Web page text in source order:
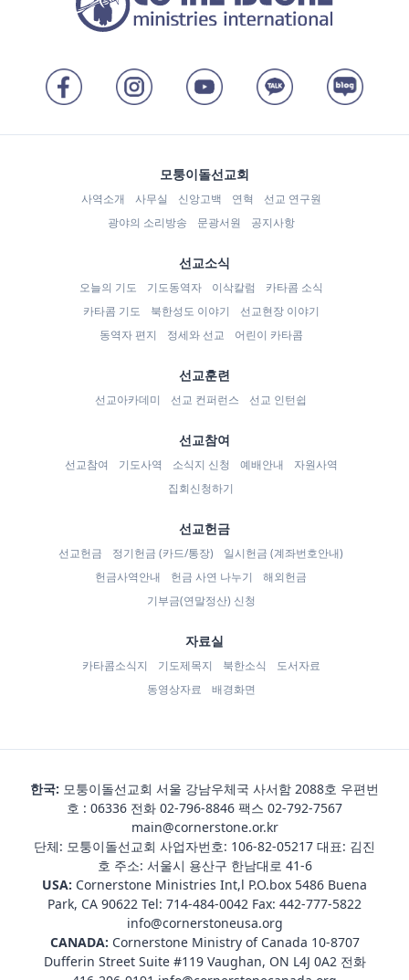
모퉁이돌선교회
사역소개 사무실 신앙고백 연혁
선교 연구원
광야의 소리방송
문광서원 공지사항
선교소식
오늘의 기도 기도동역자 이삭칼럼
카타콤 소식
카타콤 기도
북한성도 이야기
선교현장 이야기
동역자 편지
정세와 선교 어린이 카타콤
선교훈련
선교아카데미 선교 컨퍼런스 선교 인턴쉽
선교참여
선교참여 기도사역 소식지 신청 예배안내
자원사역
집회신청하기
선교헌금
선교헌금 정기헌금 (카드/통장)
일시헌금 (계좌번호안내)
헌금사역안내
헌금 사연 나누기
해외헌금
기부금(연말정산) 신청
자료실
카타콤소식지 기도제목지 북한소식
도서자료
동영상자료
배경화면
한국: 모퉁이돌선교회 서울 강남우체국 사서함 2088호 우편번
호 : 06336 전화 02-796-8846 팩스 02-792-7567
main@cornerstone.or.kr
단체: 모퉁이돌선교회 사업자번호: 106-82-05217 대표: 김진
호 주소: 서울시 용산구 한남대로 41-6
USA: Cornerstone Ministries Int,l P.O.box 5486 Buena
Park, CA 90622 Tel: 714-484-0042 Fax: 442-777-5822
info@cornerstoneusa.org
CANADA: Cornerstone Ministry of Canada 10-8707
Dufferin Street Suite #119 Vaughan, ON L4J 0A2 전화